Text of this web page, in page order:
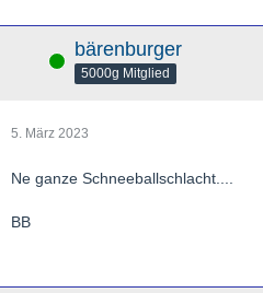
Online bärenburger
5000g Mitglied
5. März 2023
Ne ganze Schneeballschlacht....
BB